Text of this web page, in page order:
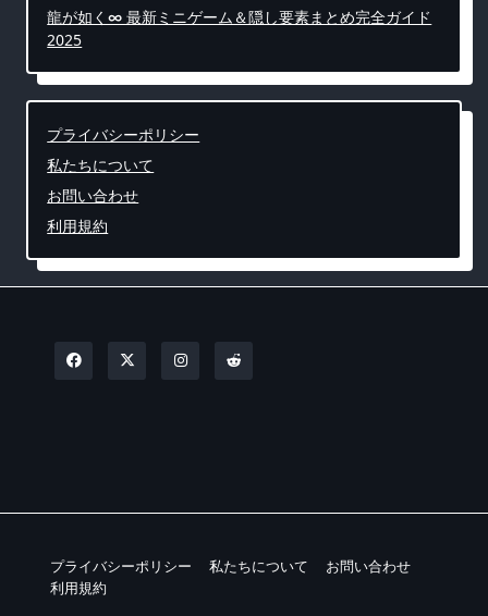
龍が如く∞ 最新ミニゲーム＆隠し要素まとめ完全ガイド
2025
プライバシーポリシー
私たちについて
お問い合わせ
利用規約
プライバシーポリシー 私たちについて
お問い合わせ
利用規約